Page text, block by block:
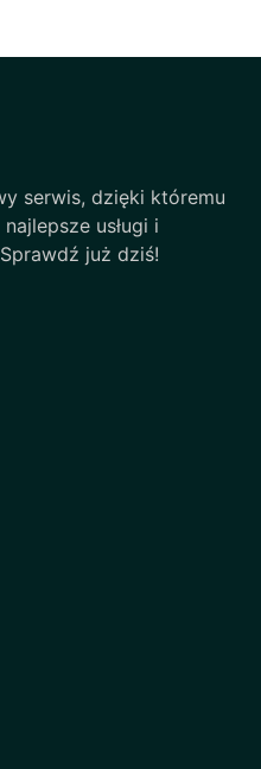
serwis, dzięki któremu
usługi i
już dziś!